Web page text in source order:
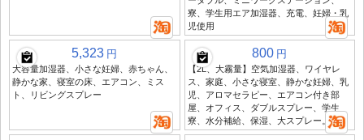
寮、学生用エア加湿器、充電、妊婦・乳
児使用
5,323 円
大容量加湿器、小さな妊婦、赤ちゃん、
静かな家、寝室の床、エアコン、ミス
ト、リビングスプレー
800 円
【2L、大霧量】空気加湿器、ワイヤレ
ス、家庭、小さな寝室、静かな妊婦、乳
児、アロマセラピー、エアコン付き部
屋、オフィス、ダブルスプレー、学生
寮、水分補給、保湿、大スプレー。